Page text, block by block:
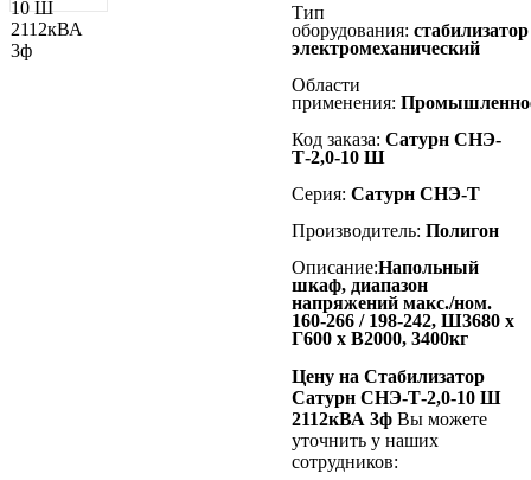
Тип
оборудования: стабилизатор
электромеханический
Области
применения:
Код заказа: Сатурн СНЭ-
Т-2,0-10 Ш
Серия: Сатурн СНЭ-Т
Производитель: Полигон
Описание:Напольный
шкаф, диапазон
напряжений макс./ном.
160-266 / 198-242, Ш3680 x
Г600 x В2000, 3400кг
Цену на Стабилизатор
Сатурн СНЭ-Т-2,0-10 Ш
2112кВА 3ф Вы можете
уточнить у наших
сотрудников: